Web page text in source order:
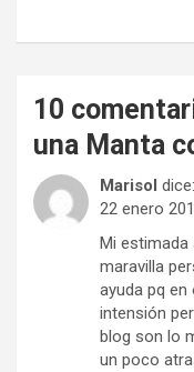
10
una Manta
Marisol dice:
22 enero
Mi estimada
maravilla
ayuda pq
intensión
blog son lo
un poco